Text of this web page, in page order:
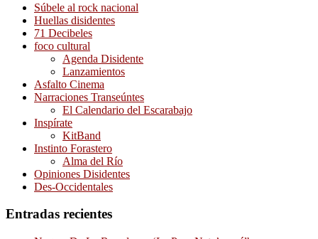
Súbele al rock nacional
Huellas disidentes
71 Decibeles
foco cultural
Agenda Disidente
Lanzamientos
Asfalto Cinema
Narraciones Transeúntes
El Calendario del Escarabajo
Inspírate
KitBand
Instinto Forastero
Alma del Río
Opiniones Disidentes
Des-Occidentales
Entradas recientes